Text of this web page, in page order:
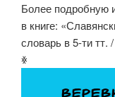
Более подробную
в книге:
словарь в 5-ти
ꏍ